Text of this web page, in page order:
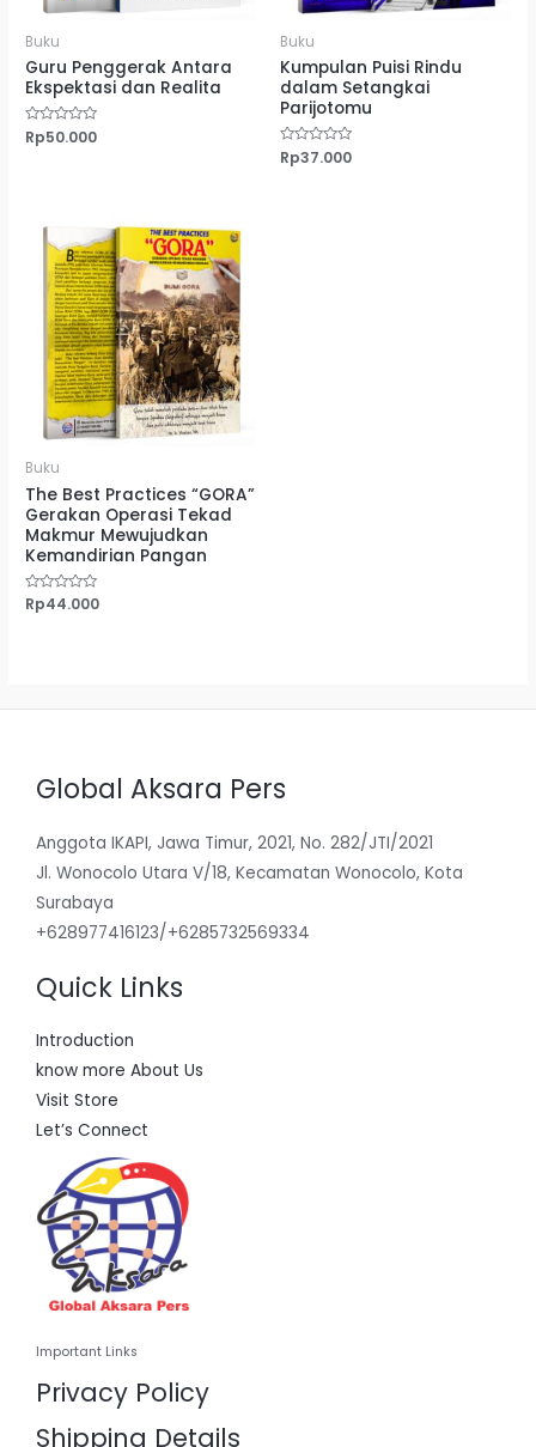
Buku
Guru Penggerak Antara
Ekspektasi dan Realita
Dinilai
0
Rp50.000
Buku
Kumpulan Puisi Rindu
dalam Setangkai
Parijotomu
Dinilai
0
Rp37.000
Buku
The Best Practices “GORA”
Gerakan Operasi Tekad
Makmur Mewujudkan
Kemandirian Pangan
Dinilai
0
Rp44.000
Global Aksara Pers
Anggota IKAPI, Jawa Timur, 2021, No. 282/JTI/2021
Jl. Wonocolo Utara V/18, Kecamatan Wonocolo, Kota
Surabaya
+628977416123/+6285732569334
Quick Links
Introduction
know more About Us
Visit Store
Let’s Connect
Important Links
Privacy Policy
Shipping Details